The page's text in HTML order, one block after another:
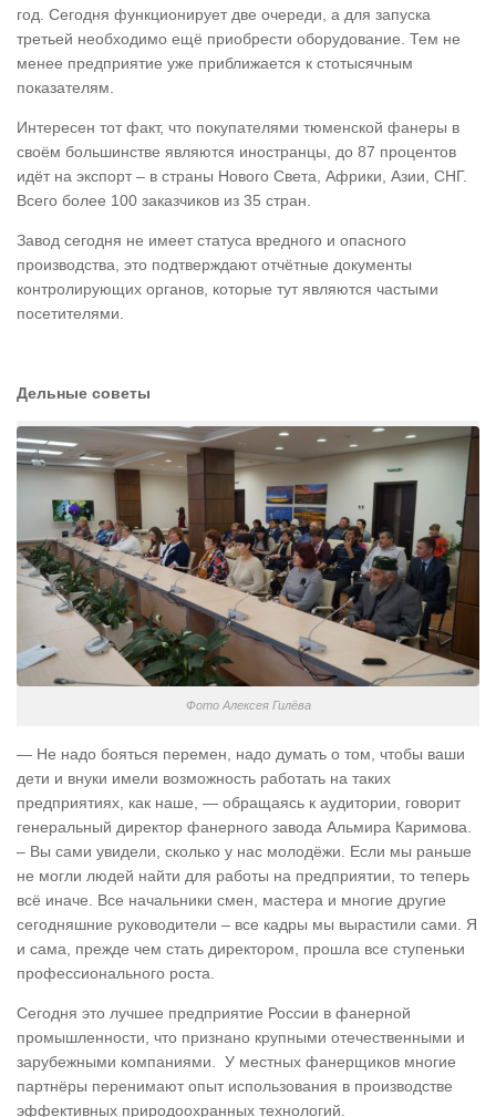
год. Сегодня функционирует две очереди, а для запуска
третьей необходимо ещё приобрести оборудование. Тем не
менее предприятие уже приближается к стотысячным
показателям.
Интересен тот факт, что покупателями тюменской фанеры в
своём большинстве являются иностранцы, до 87 процентов
идёт на экспорт – в страны Нового Света, Африки, Азии, СНГ.
Всего более 100 заказчиков из 35 стран.
Завод сегодня не имеет статуса вредного и опасного
производства, это подтверждают отчётные документы
контролирующих органов, которые тут являются частыми
посетителями.
Дельные советы
Фото Алексея Гилёва
— Не надо бояться перемен, надо думать о том, чтобы ваши
дети и внуки имели возможность работать на таких
предприятиях, как наше, — обращаясь к аудитории, говорит
генеральный директор фанерного завода Альмира Каримова.
– Вы сами увидели, сколько у нас молодёжи. Если мы раньше
не могли людей найти для работы на предприятии, то теперь
всё иначе. Все начальники смен, мастера и многие другие
сегодняшние руководители – все кадры мы вырастили сами. Я
и сама, прежде чем стать директором, прошла все ступеньки
профессионального роста.
Сегодня это лучшее предприятие России в фанерной
промышленности, что признано крупными отечественными и
зарубежными компаниями. У местных фанерщиков многие
партнёры перенимают опыт использования в производстве
эффективных природоохранных технологий.